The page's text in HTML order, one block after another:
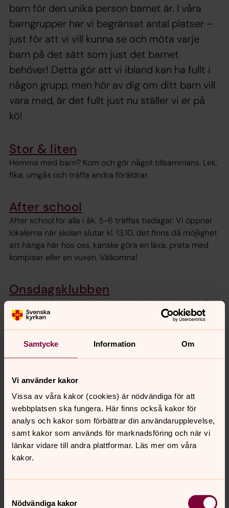
Samtycke Information Om
Vi använder kakor
Vissa av våra kakor (cookies) är nödvändiga för att
webbplatsen ska fungera. Här finns också kakor för
analys och kakor som förbättrar din användarupplevelse,
samt kakor som används för marknadsföring och när vi
länkar vidare till andra plattformar. Läs mer om våra
kakor.
Nödvändiga kakor
barn för den unika person barnet är. I våra
barngrupper har vi begränsat antal platser –
just för att vi vill kunna se och möta varje
barn på det sätt som just det barnet
behöver! Detta gör att vi ibland kan ha fullt i
någon grupp, men hör av dig om ditt barn vill
vara med, är det fullt just nu ställer vi er på
kö!
Stor & liten
Hemma med barn? Kom och gör något tillsammans. Lek,
fika, umgås och träffa andra föräldrar.
After school
After school för alla i åk. 5-6 träffas tisdagar. Vi öppnar
lokalerna när skolan slutar kl. 13.10, det finns då möjlighet
att hänga här hos oss, kanske göra en läxa, prata med
kompisar eller en vuxen. Välkomna!
Onsdagsklubben
Vi ses onsdagar i Lekeryds församlingshems källare. För
alla i åk. 1 och åk. 2 som gillar att leka, pyssla, baka,
sporta eller bara göra något kul på fritiden.
Tonårs- och Ungdomsgrupp
åk 7-9, gymnasiet och uppåt.
Senast ändrad 20 maj 2025
Synpunkter eller frågor på sidans
innehåll?